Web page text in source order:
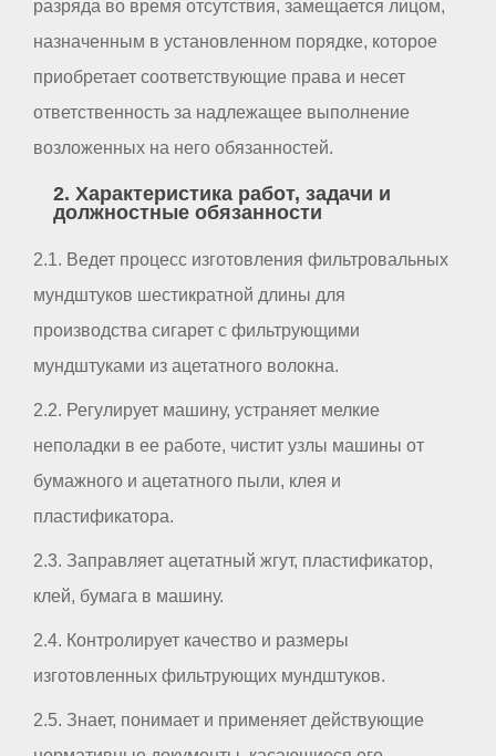
разряда во время отсутствия, замещается лицом,
назначенным в установленном порядке, которое
приобретает соответствующие права и несет
ответственность за надлежащее выполнение
возложенных на него обязанностей.
2. Характеристика работ, задачи и
должностные обязанности
2.1. Ведет процесс изготовления фильтровальных
мундштуков шестикратной длины для
производства сигарет с фильтрующими
мундштуками из ацетатного волокна.
2.2. Регулирует машину, устраняет мелкие
неполадки в ее работе, чистит узлы машины от
бумажного и ацетатного пыли, клея и
пластификатора.
2.3. Заправляет ацетатный жгут, пластификатор,
клей, бумага в машину.
2.4. Контролирует качество и размеры
изготовленных фильтрующих мундштуков.
2.5. Знает, понимает и применяет действующие